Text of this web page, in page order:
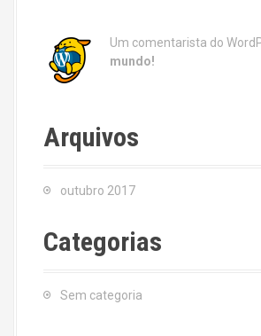
Um comentarista do
mundo!
Arquivos
outubro 2017
Categorias
Sem categoria